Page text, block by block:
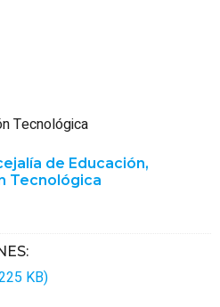
Tecnológica
de Educación,
Tecnológica
:
KB)